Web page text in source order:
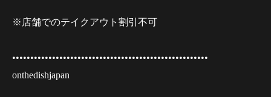
※店舗でのテイクアウト割引不可
••••••••••••••••••••••••••••••••••••••••••••••••••••••
onthedishjapan